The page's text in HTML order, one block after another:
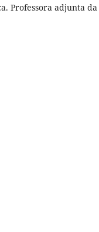
Professora adjunta